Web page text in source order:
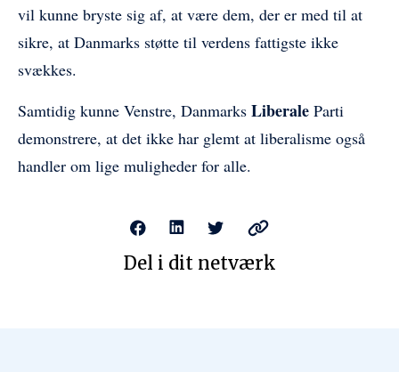
vil kunne bryste sig af, at være dem, der er med til at
sikre, at Danmarks støtte til verdens fattigste ikke
svækkes.
Samtidig kunne Venstre, Danmarks Liberale Parti
demonstrere, at det ikke har glemt at liberalisme også
handler om lige muligheder for alle.
Del i dit netværk
Din e-mailadresse bruges kun til at sende dig
aktiviteter. Du kan til enhver tid afmelde dig
via afmeldingslinket, som er inkluderet i alle